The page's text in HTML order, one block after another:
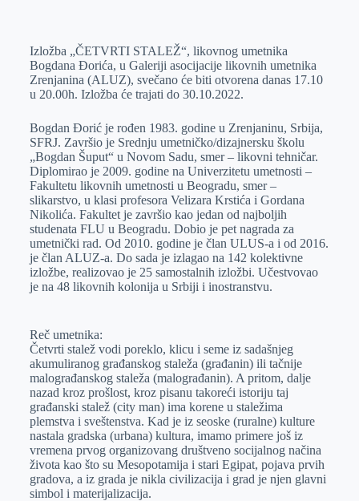
e
r
I
n
s
A
p
p
a
i
l
Izložba „ČETVRTI STALEŽ“, likovnog umetnika
Bogdana Đorića, u Galeriji asocijacije likovnih umetnika
Zrenjanina (ALUZ), svečano će biti otvorena danas 17.10
u 20.00h. Izložba će trajati do 30.10.2022.
Bogdan Đorić je rođen 1983. godine u Zrenjaninu, Srbija,
SFRJ. Završio je Srednju umetničko/dizajnersku školu
„Bogdan Šuput“ u Novom Sadu, smer – likovni tehničar.
Diplomirao je 2009. godine na Univerzitetu umetnosti –
Fakultetu likovnih umetnosti u Beogradu, smer –
slikarstvo, u klasi profesora Velizara Krstića i Gordana
Nikolića. Fakultet je završio kao jedan od najboljih
studenata FLU u Beogradu. Dobio je pet nagrada za
umetnički rad. Od 2010. godine je član ULUS-a i od 2016.
je član ALUZ-a. Do sada je izlagao na 142 kolektivne
izložbe, realizovao je 25 samostalnih izložbi. Učestvovao
je na 48 likovnih kolonija u Srbiji i inostranstvu.
Reč umetnika:
Četvrti stalež vodi poreklo, klicu i seme iz sadašnjeg
akumuliranog građanskog staleža (građanin) ili tačnije
malograđanskog staleža (malograđanin). A pritom, dalje
nazad kroz prošlost, kroz pisanu takoreći istoriju taj
građanski stalež (city man) ima korene u staležima
plemstva i sveštenstva. Kad je iz seoske (ruralne) kulture
nastala gradska (urbana) kultura, imamo primere još iz
vremena prvog organizovang društveno socijalnog načina
života kao što su Mesopotamija i stari Egipat, pojava prvih
gradova, a iz grada je nikla civilizacija i grad je njen glavni
simbol i materijalizacija.